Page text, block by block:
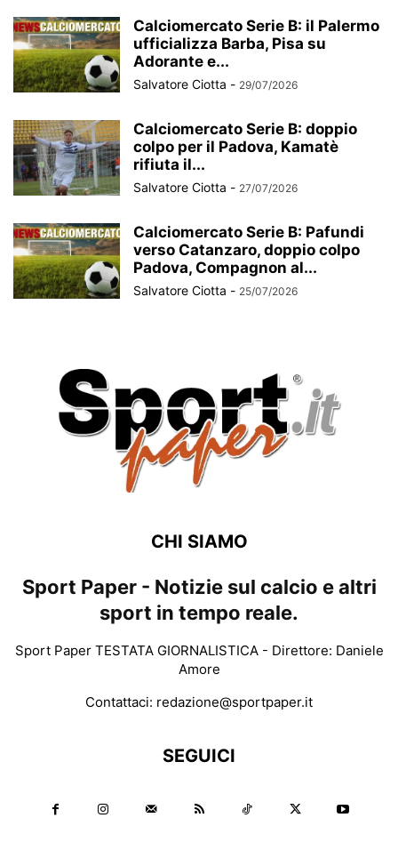
Calciomercato Serie B: il Palermo
ufficializza Barba, Pisa su
Adorante e...
Salvatore Ciotta - 29/07/2026
Calciomercato Serie B: doppio
colpo per il Padova, Kamatè
rifiuta il...
Salvatore Ciotta - 27/07/2026
Calciomercato Serie B: Pafundi
verso Catanzaro, doppio colpo
Padova, Compagnon al...
Salvatore Ciotta - 25/07/2026
CHI SIAMO
Sport Paper - Notizie sul calcio e altri
sport in tempo reale.
Sport Paper TESTATA GIORNALISTICA - Direttore: Daniele
Amore
Contattaci: redazione@sportpaper.it
SEGUICI